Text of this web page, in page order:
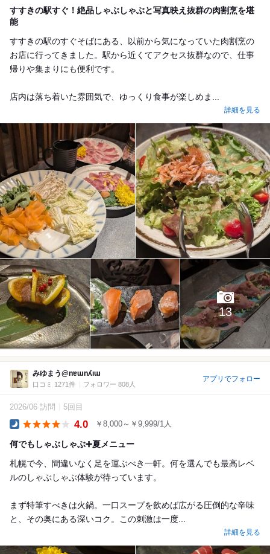
すすきの駅すぐ！絶品しゃぶしゃぶと写真映え抜群の肉割烹を堪
能
すすきの駅のすぐそばにある、以前から気になっていた肉割烹の
お店に行ってきました。駅から近くてアクセス抜群なので、仕事
帰りや集まりにも便利です。
​店内は落ち着いた雰囲気で、ゆっくり食事が楽しめま...
詳細を見る
13
みゆまう@nɐɯnʎıɯ
口コミ 1271件 フォロワー 808人
アプリでフォロー
2026/06 訪問 5回目
4.0 ￥8,000～￥9,999/1人
何でもしゃぶしゃぶ➕夏メニュー
札幌で今、間違いなく足を運ぶべき一軒。何を選んでも最高レベ
ルのしゃぶしゃぶ体験が待っています。
まず特筆すべきは火鍋。一口スープを飲めば広がる圧倒的な辛味
と、その奥にある深いコク。この刺激は一度...
詳細を見る